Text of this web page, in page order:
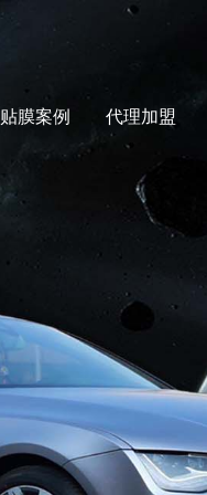
贴膜案例 代理加盟